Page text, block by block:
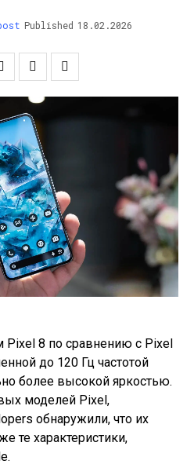
Published 18.02.2026
8 по сравнению с Pixel
до 120 Гц частотой
более высокой яркостью.
моделей Pixel,
обнаружили, что их
те характеристики,